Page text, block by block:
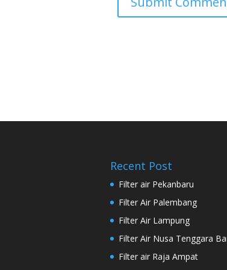
Recent Post
Filter air Pekanbaru
Filter Air Palembang
Filter Air Lampung
Filter Air Nusa Tenggara
Filter air Raja Ampat